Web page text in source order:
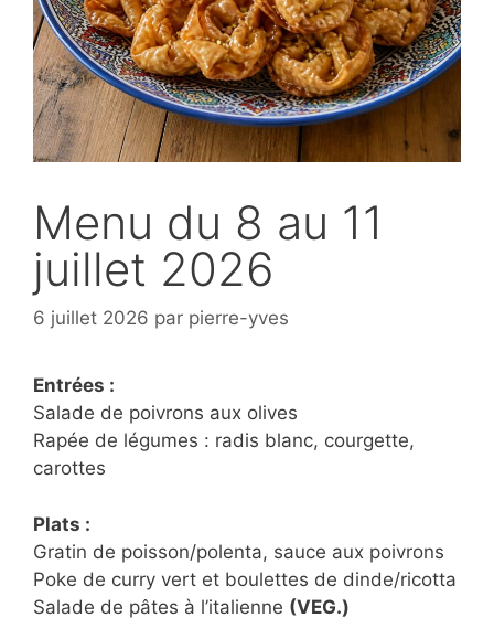
Menu du 8 au 11
juillet 2026
6 juillet 2026 par pierre-yves
Entrées :
Salade de poivrons aux olives
Rapée de légumes : radis blanc, courgette,
carottes
Plats :
Gratin de poisson/polenta, sauce aux poivrons
Poke de curry vert et boulettes de dinde/ricotta
Salade de pâtes à l’italienne (VEG.)